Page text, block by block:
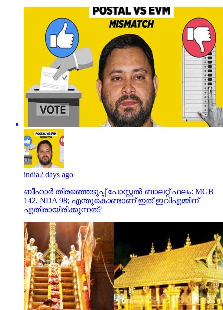
india2 days ago
ബീഹാർ തിരഞ്ഞെടുപ്പ് പോസ്റ്റൽ ബാലറ്റ് ഫലം: MGB
142, NDA 98; എന്തുകൊണ്ടാണ് ഇത് ഇവിഎമ്മിന്
എതിരായിരിക്കുന്നത്?